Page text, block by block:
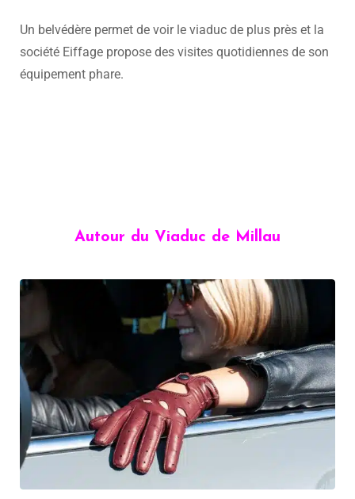
Un belvédère permet de voir le viaduc de plus près et la
société Eiffage propose des visites quotidiennes de son
équipement phare.
Autour du Viaduc de Millau